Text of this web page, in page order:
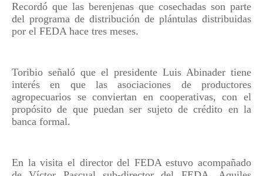
Recordó que las berenjenas que cosechadas son parte
del programa de distribución de plántulas distribuidas
por el FEDA hace tres meses.
Toribio señaló que el presidente Luis Abinader tiene
interés en que las asociaciones de productores
agropecuarios se conviertan en cooperativas, con el
propósito de que puedan ser sujeto de crédito en la
banca formal.
En la visita el director del FEDA estuvo acompañado